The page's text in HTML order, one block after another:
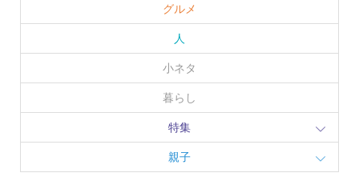
グルメ
人
小ネタ
暮らし
特集
親子